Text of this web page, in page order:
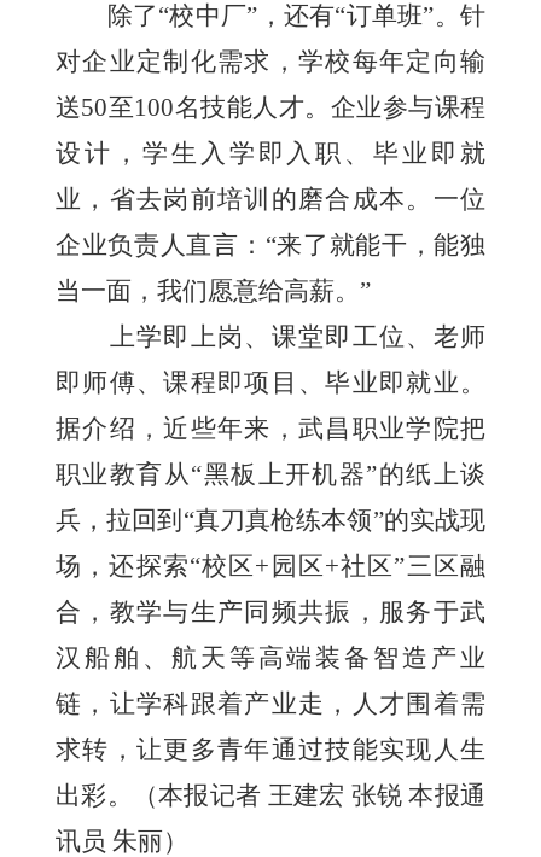
除了“校中厂”，还有“订单班”。针
对企业定制化需求，学校每年定向输
送50至100名技能人才。企业参与课程
设计，学生入学即入职、毕业即就
业，省去岗前培训的磨合成本。一位
企业负责人直言：“来了就能干，能独
当一面，我们愿意给高薪。”
上学即上岗、课堂即工位、老师
即师傅、课程即项目、毕业即就业。
据介绍，近些年来，武昌职业学院把
职业教育从“黑板上开机器”的纸上谈
兵，拉回到“真刀真枪练本领”的实战现
场，还探索“校区+园区+社区”三区融
合，教学与生产同频共振，服务于武
汉船舶、航天等高端装备智造产业
链，让学科跟着产业走，人才围着需
求转，让更多青年通过技能实现人生
出彩。
（本报记者 王建宏 张锐 本报通
讯员 朱丽）